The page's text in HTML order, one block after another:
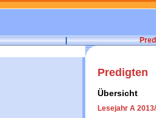
|
Predigten
Übersicht
Lesejahr A